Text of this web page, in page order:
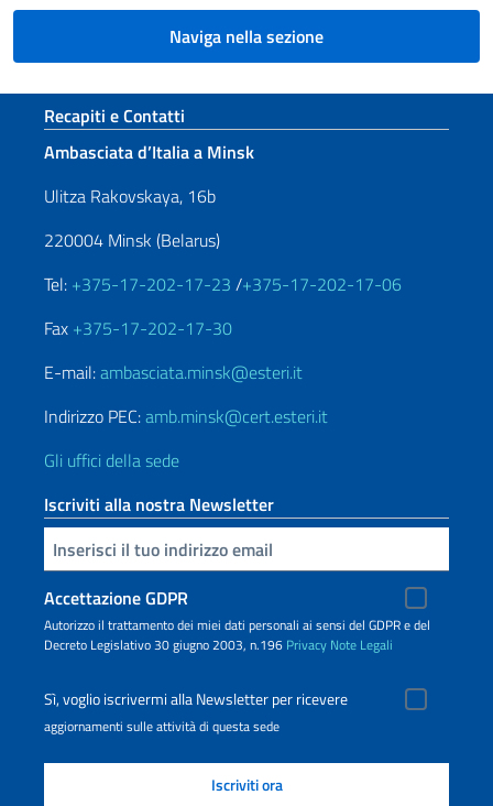
Naviga nella sezione
Sezione footer
Recapiti e Contatti
Ambasciata d’Italia a Minsk
Ulitza Rakovskaya, 16b
220004 Minsk (Belarus)
Tel: +375-17-202-17-23 /+375-17-202-17-06
Fax +375-17-202-17-30
E-mail:ambasciata.minsk@esteri.it
Indirizzo PEC:amb.minsk@cert.esteri.it
Gli uffici della sede
Iscriviti alla nostra Newsletter
Inserisci la tua email
Accettazione GDPR
Autorizzo il trattamento dei miei dati personali ai sensi del GDPR e del
Decreto Legislativo 30 giugno 2003, n.196 Privacy Note Legali
Sì, voglio iscrivermi alla Newsletter per ricevere
aggiornamenti sulle attività di questa sede